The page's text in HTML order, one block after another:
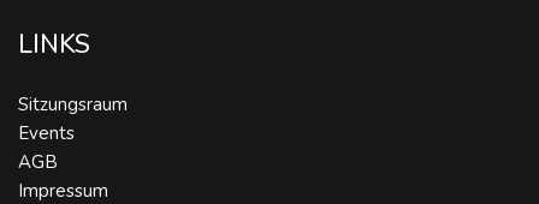
LINKS
Sitzungsraum
Events
AGB
Impressum